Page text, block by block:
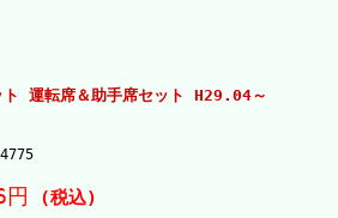
運転席＆助手席セット H29.04～
(税込)